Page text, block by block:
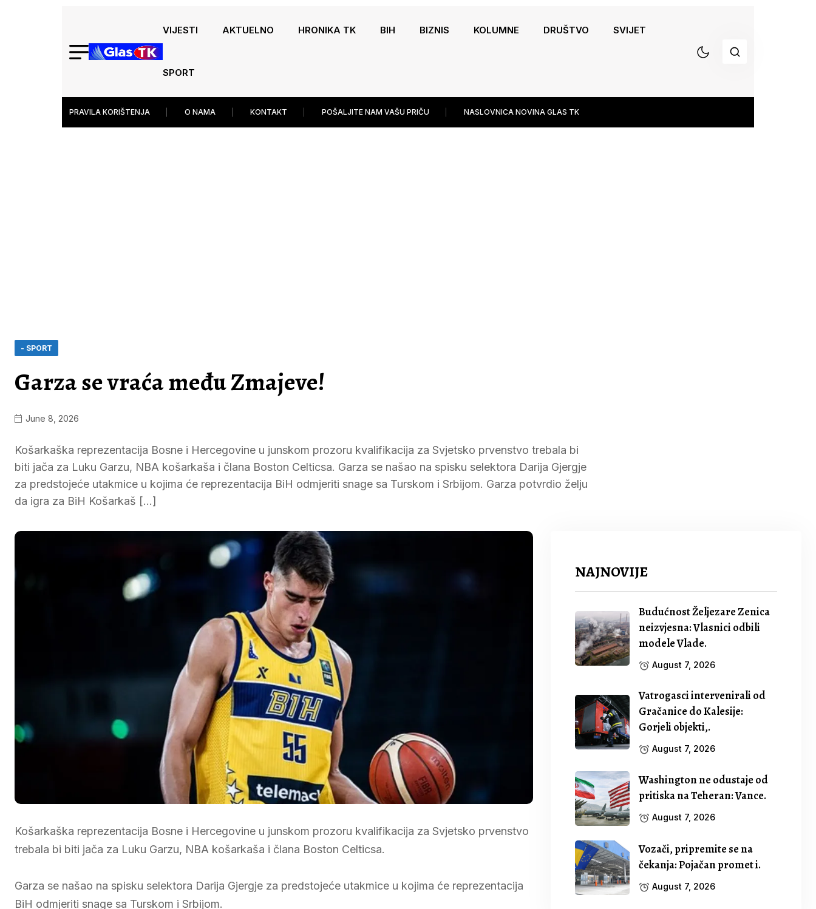
VIJESTI AKTUELNO HRONIKA TK BIH BIZNIS KOLUMNE DRUŠTVO SVIJET
SPORT
PRAVILA KORIŠTENJA O NAMA KONTAKT POŠALJITE NAM VAŠU PRIČU NASLOVNICA NOVINA GLAS TK
- SPORT
Garza se vraća među Zmajeve!
June 8, 2026
Košarkaška reprezentacija Bosne i Hercegovine u junskom prozoru kvalifikacija za Svjetsko prvenstvo trebala bi
biti jača za Luku Garzu, NBA košarkaša i člana Boston Celticsa. Garza se našao na spisku selektora Darija Gjergje
za predstojeće utakmice u kojima će reprezentacija BiH odmjeriti snage sa Turskom i Srbijom. Garza potvrdio želju
da igra za BiH Košarkaš […]
Košarkaška reprezentacija Bosne i Hercegovine u junskom prozoru kvalifikacija za Svjetsko prvenstvo
trebala bi biti jača za Luku Garzu, NBA košarkaša i člana Boston Celticsa.
Garza se našao na spisku selektora Darija Gjergje za predstojeće utakmice u kojima će reprezentacija
BiH odmjeriti snage sa Turskom i Srbijom.
NAJNOVIJE
Budućnost Željezare Zenica
neizvjesna: Vlasnici odbili
modele Vlade.
August 7, 2026
Vatrogasci intervenirali od
Gračanice do Kalesije:
Gorjeli objekti,.
August 7, 2026
Washington ne odustaje od
pritiska na Teheran: Vance.
August 7, 2026
Vozači, pripremite se na
čekanja: Pojačan promet i.
August 7, 2026